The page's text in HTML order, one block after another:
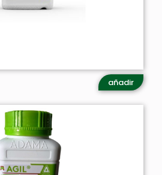
añadir